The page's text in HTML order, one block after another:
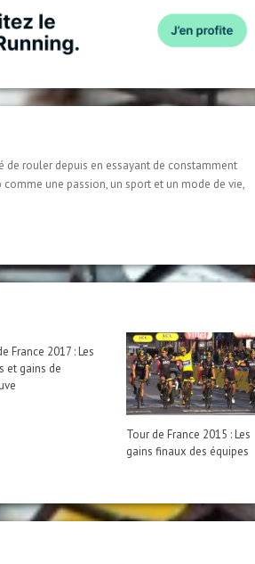
de rouler depuis en essayant de constamment
une passion, un sport et un mode de vie,
France 2017 : Les
et gains de
Tour de France 2015 : Les
gains finaux des équipes